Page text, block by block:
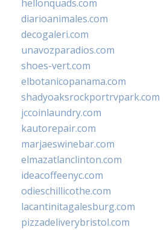
hellonquads.com
diarioanimales.com
decogaleri.com
unavozparadios.com
shoes-vert.com
elbotanicopanama.com
shadyoaksrockportrvpark.com
jccoinlaundry.com
kautorepair.com
marjaeswinebar.com
elmazatlanclinton.com
ideacoffeenyc.com
odieschillicothe.com
lacantinitagalesburg.com
pizzadeliverybristol.com